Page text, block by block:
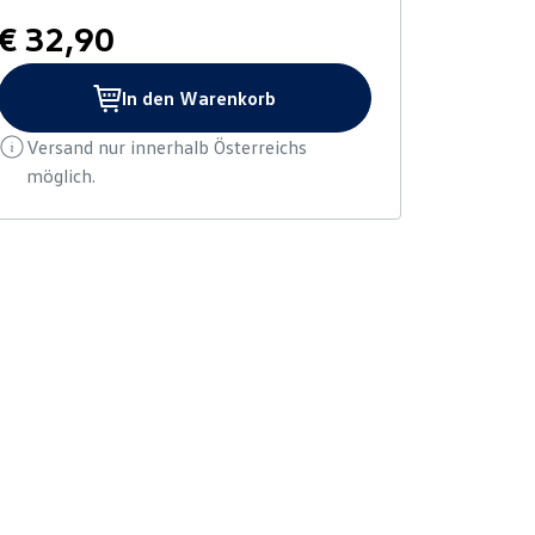
32,90
In den Warenkorb
Versand nur innerhalb Österreichs
möglich.